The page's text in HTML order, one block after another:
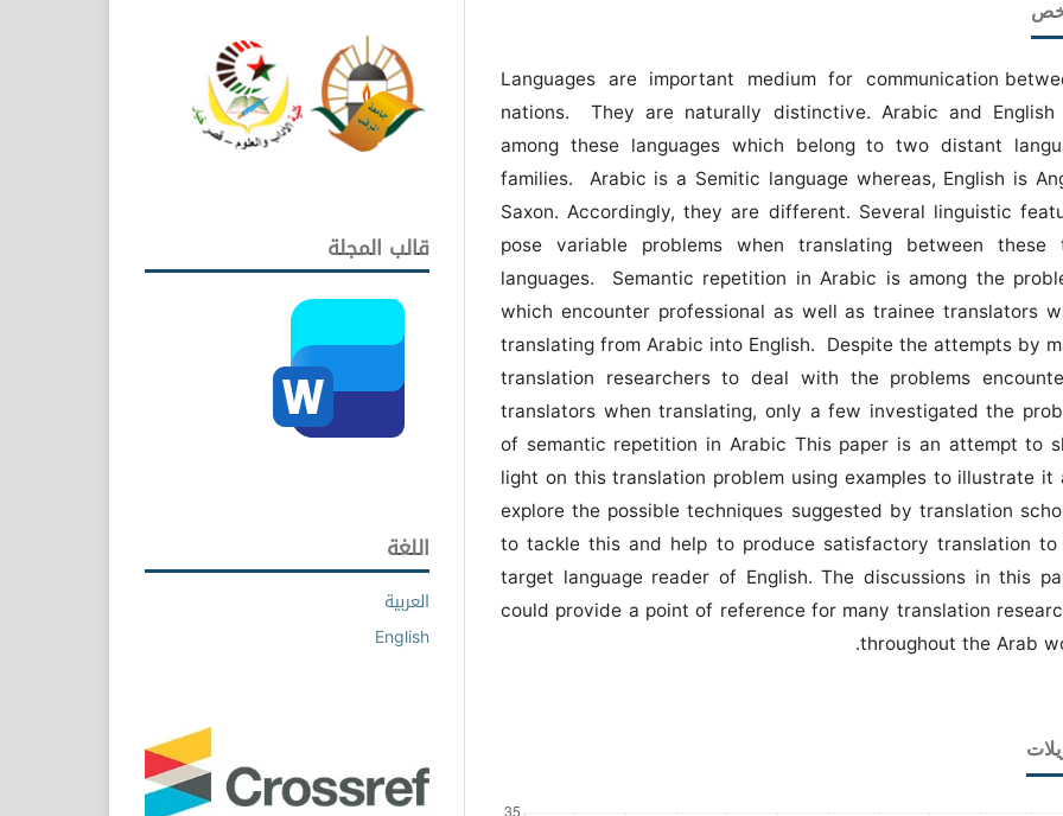
Languages are important medium for communication
nations. They are naturally distinctive. Arabic and English
among these languages which belong to two distant
families. Arabic is a Semitic language whereas, English is
Saxon. Accordingly, they are different. Several linguistic
pose variable problems when translating between these
languages. Semantic repetition in Arabic is among the
which encounter professional as well as trainee translators
translating from Arabic into English. Despite the attempts by
translation researchers to deal with the problems
translators when translating, only a few investigated the
of semantic repetition in Arabic This paper is an attempt to
light on this translation problem using examples to illustrate it
explore the possible techniques suggested by translation
to tackle this and help to produce satisfactory translation
target language reader of English. The discussions in this
could provide a point of reference for many translation
throughout the Arab
قالب المجلة
اللغة
العربية
English